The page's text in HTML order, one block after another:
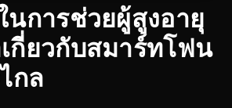
การช่วยผู้สูงอายุ
กี่ยวกับสมาร์ทโฟน
กล